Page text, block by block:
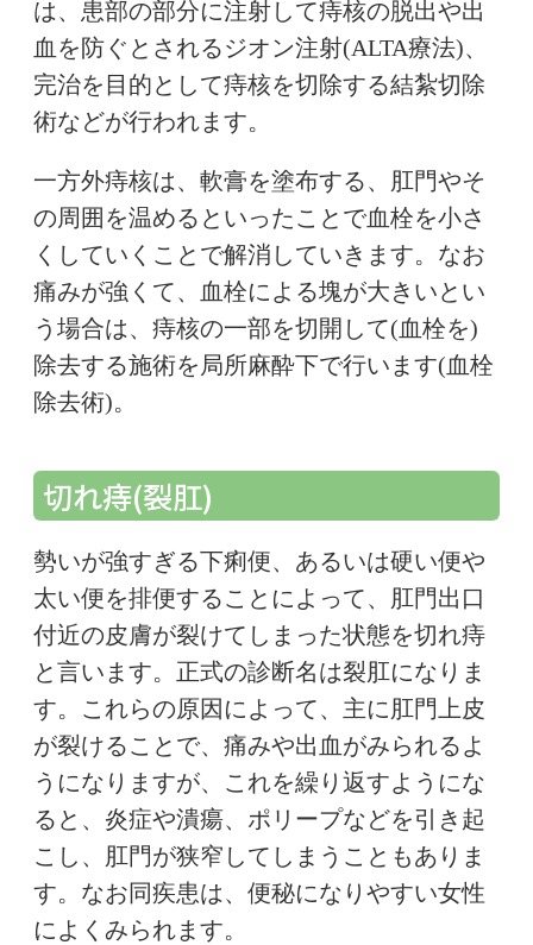
は、患部の部分に注射して痔核の脱出や出
血を防ぐとされるジオン注射(ALTA療法)、
完治を目的として痔核を切除する結紮切除
術などが行われます。
一方外痔核は、軟膏を塗布する、肛門やそ
の周囲を温めるといったことで血栓を小さ
くしていくことで解消していきます。なお
痛みが強くて、血栓による塊が大きいとい
う場合は、痔核の一部を切開して(血栓を)
除去する施術を局所麻酔下で行います(血栓
除去術)。
切れ痔(裂肛)
勢いが強すぎる下痢便、あるいは硬い便や
太い便を排便することによって、肛門出口
付近の皮膚が裂けてしまった状態を切れ痔
と言います。正式の診断名は裂肛になりま
す。これらの原因によって、主に肛門上皮
が裂けることで、痛みや出血がみられるよ
うになりますが、これを繰り返すようにな
ると、炎症や潰瘍、ポリープなどを引き起
こし、肛門が狭窄してしまうこともありま
す。なお同疾患は、便秘になりやすい女性
によくみられます。